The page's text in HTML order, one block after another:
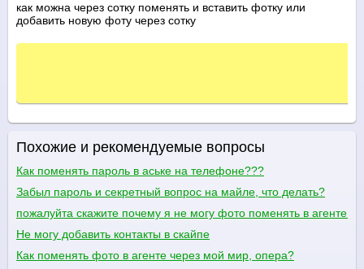
как можна через сотку поменять и вставить фотку или
добавить новую фоту через сотку
Похожие и рекомендуемые вопросы
Как поменять пароль в аське на телефоне???
Забыл пароль и секретный вопрос на майле, что делать?
пожалуйта скажите почему я не могу фото поменять в агенте
Не могу добавить контакты в скайпе
Как поменять фото в агенте через мой мир, опера?